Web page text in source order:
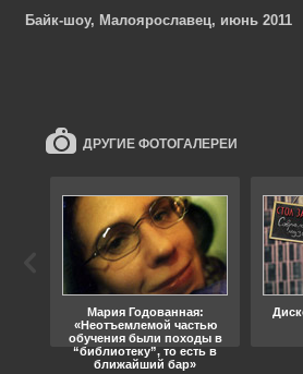
Байк-шоу, Малоярославец, июнь 2011
ДРУГИЕ ФОТОГАЛЕРЕИ
Мария Годованная:
«Неотъемлемой частью
обучения были походы в
“библиотеку”, то есть в
ближайший бар»